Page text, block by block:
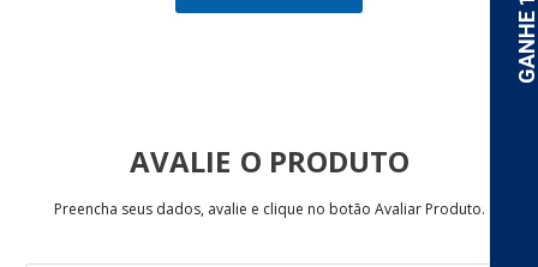
AVALIE
Preencha seus dados, avalie e clique no botão Avaliar Produto.